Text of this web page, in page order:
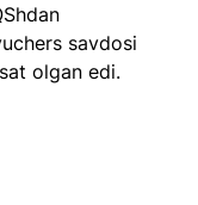
savdosi
olgan edi.